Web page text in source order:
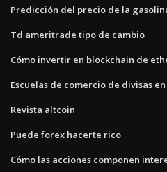
Predicción del precio de la
Td ameritrade tipo de cambio
Cómo invertir en blockchain de
Escuelas de comercio de divisas
Revista altcoin
Puede forex hacerte rico
Cómo las acciones componen